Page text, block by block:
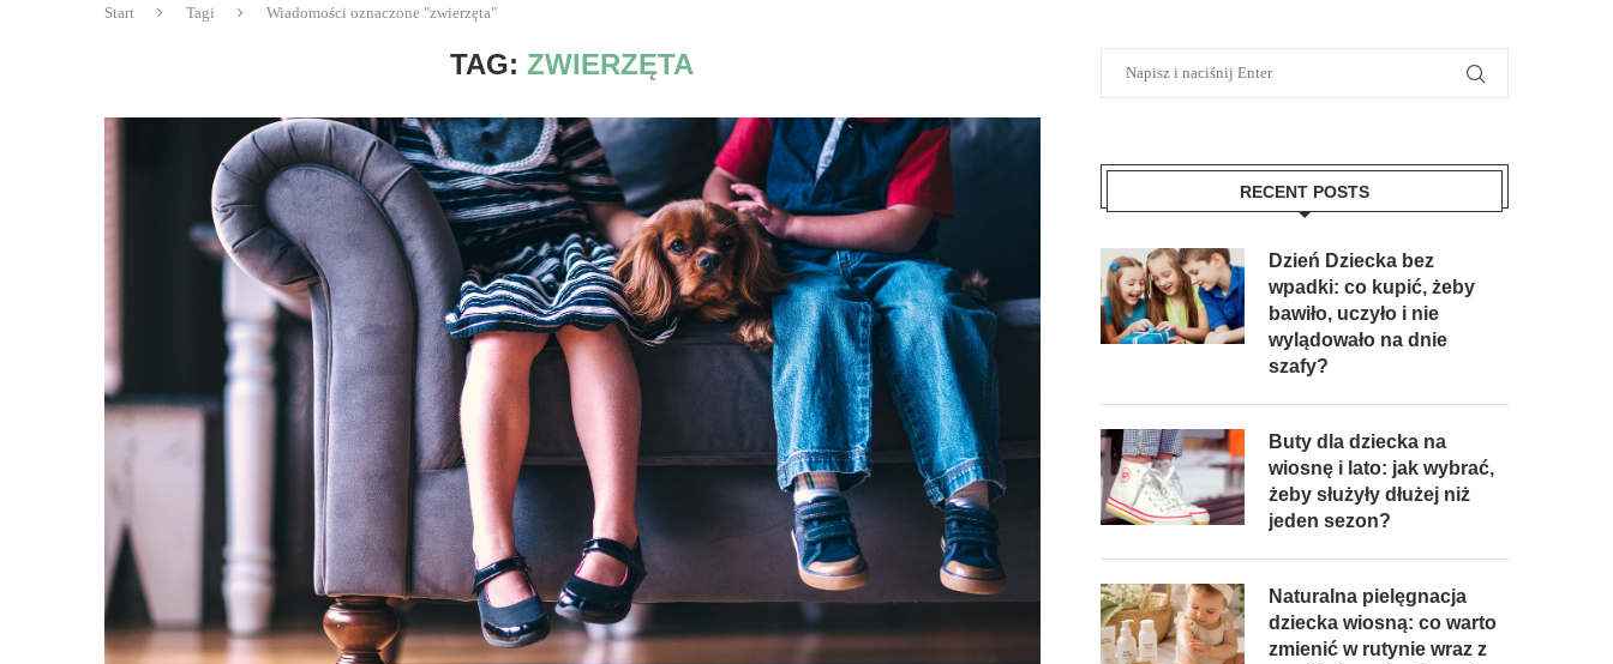
Start Tagi Wiadomości oznaczone "zwierzęta"
TAG:ZWIERZĘTA
RECENT POSTS
Dzień Dziecka bez
wpadki: co kupić, żeby
bawiło, uczyło i nie
wylądowało na dnie
szafy?
Buty dla dziecka na
wiosnę i lato: jak wybrać,
żeby służyły dłużej niż
jeden sezon?
Naturalna pielęgnacja
dziecka wiosną: co warto
zmienić w rutynie wraz z